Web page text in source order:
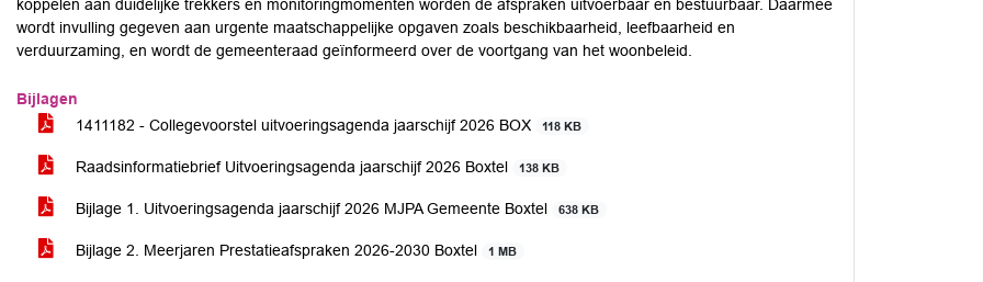
koppelen aan duidelijke trekkers en monitoringmomenten worden de afspraken uitvoerbaar en bestuurbaar. Daarmee
wordt invulling gegeven aan urgente maatschappelijke opgaven zoals beschikbaarheid, leefbaarheid en
verduurzaming, en wordt de gemeenteraad geïnformeerd over de voortgang van het woonbeleid.
Bijlagen
1411182 - Collegevoorstel uitvoeringsagenda jaarschijf 2026 BOX
118 KB
Raadsinformatiebrief Uitvoeringsagenda jaarschijf 2026 Boxtel 138 KB
Bijlage 1. Uitvoeringsagenda jaarschijf 2026 MJPA Gemeente Boxtel 638 KB
Bijlage 2. Meerjaren Prestatieafspraken 2026-2030 Boxtel 1 MB